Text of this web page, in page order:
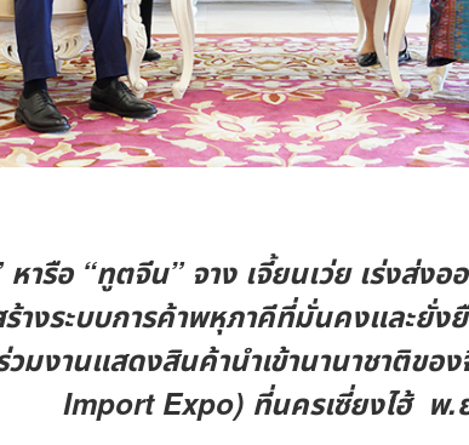
ารือ “ทูตจีน” จาง เจี้ยนเว่ย เร่งส่งอ
างระบบการค้าพหุภาคีที่มั่นคงและยั่ง
วมงานแสดงสินค้านำเข้านานาชาติข
Import Expo) ที่นครเซี่ยงไฮ้ พ.